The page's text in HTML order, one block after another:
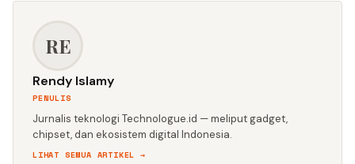
RE
Rendy Islamy
PENULIS
Jurnalis teknologi Technologue.id — meliput gadget,
chipset, dan ekosistem digital Indonesia.
LIHAT SEMUA ARTIKEL →